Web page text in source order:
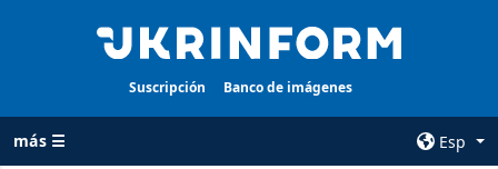
Suscripción Banco de imágenes
más ☰
Esp